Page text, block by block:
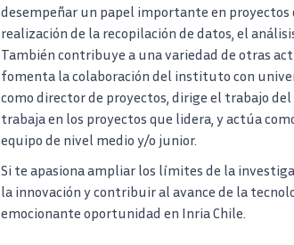
desempeñar un papel importante en
realización de la recopilación de datos, el
También contribuye a una variedad de otras
fomenta la colaboración del instituto con
como director de proyectos, dirige el trabajo
trabaja en los proyectos que lidera, y actúa
equipo de nivel medio y/o junior.
Si te apasiona ampliar los límites de la
la innovación y contribuir al avance de la
emocionante oportunidad en Inria Chile.